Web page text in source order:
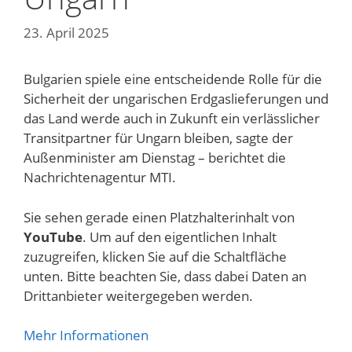
23. April 2025
Bulgarien spiele eine entscheidende Rolle für die
Sicherheit der ungarischen Erdgaslieferungen und
das Land werde auch in Zukunft ein verlässlicher
Transitpartner für Ungarn bleiben, sagte der
Außenminister am Dienstag – berichtet die
Nachrichtenagentur MTI.
Sie sehen gerade einen Platzhalterinhalt von
YouTube. Um auf den eigentlichen Inhalt
zuzugreifen, klicken Sie auf die Schaltfläche
unten. Bitte beachten Sie, dass dabei Daten an
Drittanbieter weitergegeben werden.
Mehr Informationen